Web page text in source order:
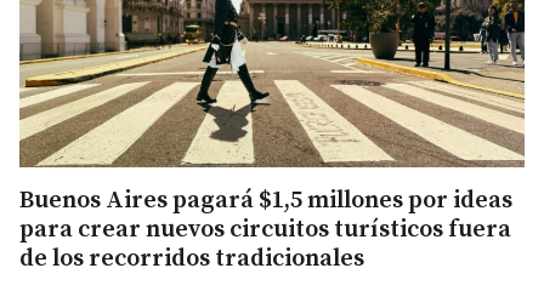
Buenos Aires pagará $1,5 millones por ideas
para crear nuevos circuitos turísticos fuera
de los recorridos tradicionales